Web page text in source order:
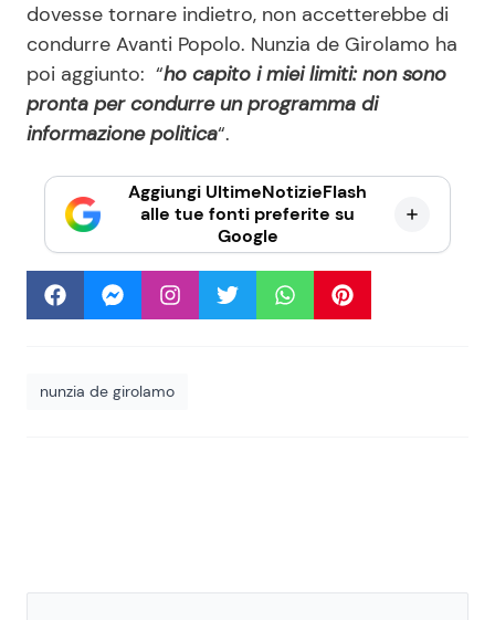
dovesse tornare indietro, non accetterebbe di
condurre Avanti Popolo. Nunzia de Girolamo ha
poi aggiunto: “ho capito i miei limiti: non sono
pronta per condurre un programma di
informazione politica“.
Aggiungi UltimeNotizieFlash
alle tue fonti preferite su
Google
nunzia de girolamo